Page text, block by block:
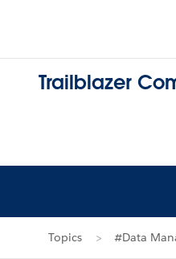
Trailblazer
Topics #Data